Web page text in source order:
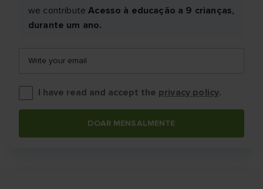
we contributeAcesso à educação a 9 crianças,
durante um ano.
Write your email
I have read and accept the privacy policy.
DOAR MENSALMENTE